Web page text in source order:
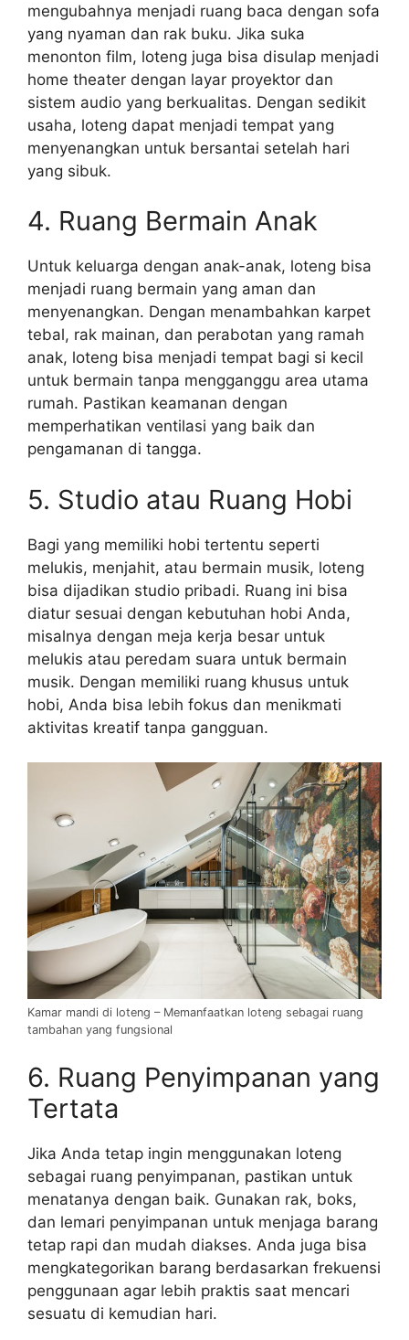
mengubahnya menjadi ruang baca dengan sofa
yang nyaman dan rak buku. Jika suka
menonton film, loteng juga bisa disulap menjadi
home theater dengan layar proyektor dan
sistem audio yang berkualitas. Dengan sedikit
usaha, loteng dapat menjadi tempat yang
menyenangkan untuk bersantai setelah hari
yang sibuk.
4. Ruang Bermain Anak
Untuk keluarga dengan anak-anak, loteng bisa
menjadi ruang bermain yang aman dan
menyenangkan. Dengan menambahkan karpet
tebal, rak mainan, dan perabotan yang ramah
anak, loteng bisa menjadi tempat bagi si kecil
untuk bermain tanpa mengganggu area utama
rumah. Pastikan keamanan dengan
memperhatikan ventilasi yang baik dan
pengamanan di tangga.
5. Studio atau Ruang Hobi
Bagi yang memiliki hobi tertentu seperti
melukis, menjahit, atau bermain musik, loteng
bisa dijadikan studio pribadi. Ruang ini bisa
diatur sesuai dengan kebutuhan hobi Anda,
misalnya dengan meja kerja besar untuk
melukis atau peredam suara untuk bermain
musik. Dengan memiliki ruang khusus untuk
hobi, Anda bisa lebih fokus dan menikmati
aktivitas kreatif tanpa gangguan.
Kamar mandi di loteng – Memanfaatkan loteng sebagai ruang
tambahan yang fungsional
6. Ruang Penyimpanan yang
Tertata
Jika Anda tetap ingin menggunakan loteng
sebagai ruang penyimpanan, pastikan untuk
menatanya dengan baik. Gunakan rak, boks,
dan lemari penyimpanan untuk menjaga barang
tetap rapi dan mudah diakses. Anda juga bisa
mengkategorikan barang berdasarkan frekuensi
penggunaan agar lebih praktis saat mencari
sesuatu di kemudian hari.